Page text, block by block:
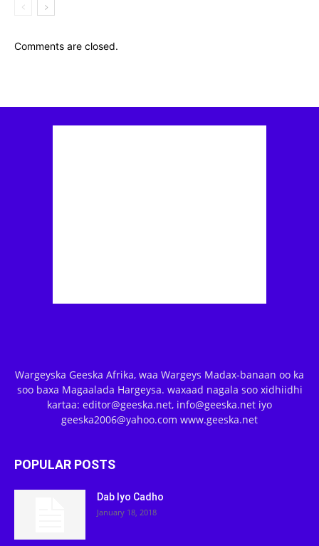
Comments are closed.
Wargeyska Geeska Afrika, waa Wargeys Madax-banaan oo ka
soo baxa Magaalada Hargeysa. waxaad nagala soo xidhiidhi
kartaa: editor@geeska.net, info@geeska.net iyo
geeska2006@yahoo.com www.geeska.net
POPULAR POSTS
Dab Iyo Cadho
January 18, 2018